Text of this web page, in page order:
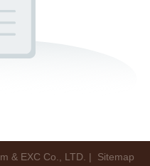
& EXC Co., LTD. |
Sitemap